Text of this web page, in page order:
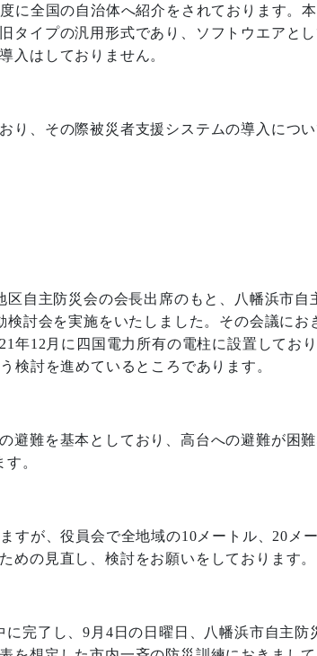
に全国の自治体へ紹介をされております。
タイプの汎用形式であり、ソフトウエアと
入はしておりません。
、その際被災者支援システムの導入につい
区自主防災会の会長出席のもと、八幡浜市自
検討会を実施をいたしました。その会議にお
21年12 月に四国電力所有の電柱に設置してお
検討を進めているところであります。
避難を基本としており、高台への避難が困
。
すが、役員会で全地域の10 メートル、 20 メ
めの見直し、検討をお願いをしております。
に完了し、9 月 4 日の日曜日、八幡浜市自主防